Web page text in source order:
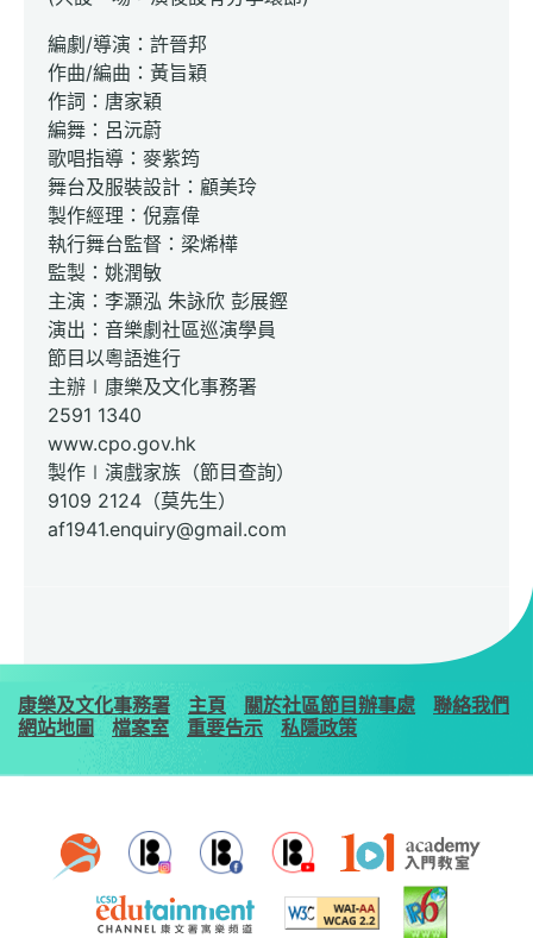
編劇/導演：許晉邦
作曲/編曲：黃旨穎
作詞：唐家穎
編舞：呂沅蔚
歌唱指導：麥紫筠
舞台及服裝設計：顧美玲
製作經理：倪嘉偉
執行舞台監督：梁烯樺
監製：姚潤敏
主演：李灝泓 朱詠欣 彭展鏗
演出：音樂劇社區巡演學員
節目以粵語進行
主辦∣康樂及文化事務署
2591 1340
www.cpo.gov.hk
製作∣演戲家族（節目查詢）
9109 2124（莫先生）
af1941.enquiry@gmail.com
康樂及文化事務署 主頁 關於社區節目辦事處
聯絡我們
網站地圖
檔案室 重要告示 私隱政策